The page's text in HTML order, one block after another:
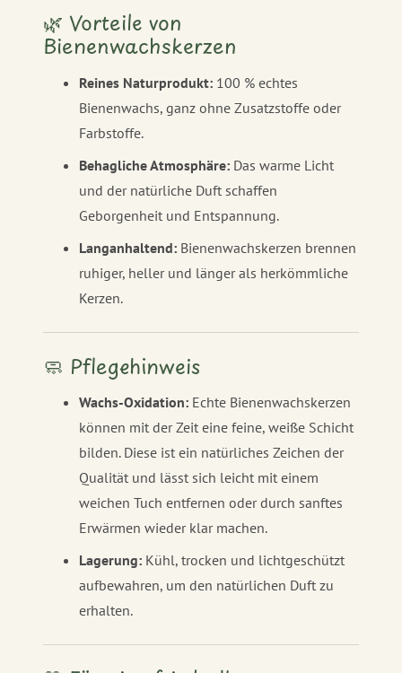
🌿 Vorteile von
Bienenwachskerzen
Reines Naturprodukt: 100 % echtes
Bienenwachs, ganz ohne Zusatzstoffe oder
Farbstoffe.
Behagliche Atmosphäre: Das warme Licht
und der natürliche Duft schaffen
Geborgenheit und Entspannung.
Langanhaltend: Bienenwachskerzen brennen
ruhiger, heller und länger als herkömmliche
Kerzen.
🧼 Pflegehinweis
Wachs-Oxidation: Echte Bienenwachskerzen
können mit der Zeit eine feine, weiße Schicht
bilden. Diese ist ein natürliches Zeichen der
Qualität und lässt sich leicht mit einem
weichen Tuch entfernen oder durch sanftes
Erwärmen wieder klar machen.
Lagerung: Kühl, trocken und lichtgeschützt
aufbewahren, um den natürlichen Duft zu
erhalten.